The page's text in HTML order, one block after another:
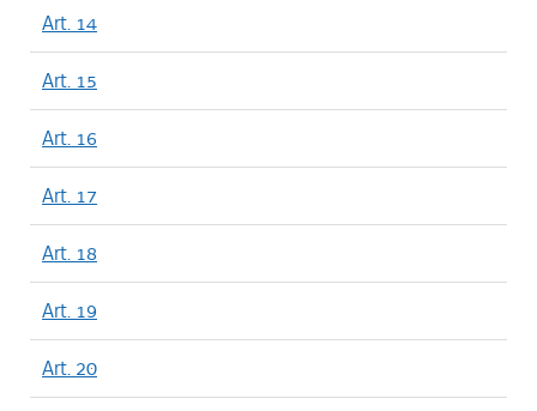
Art. 14
Art. 15
Art. 16
Art. 17
Art. 18
Art. 19
Art. 20